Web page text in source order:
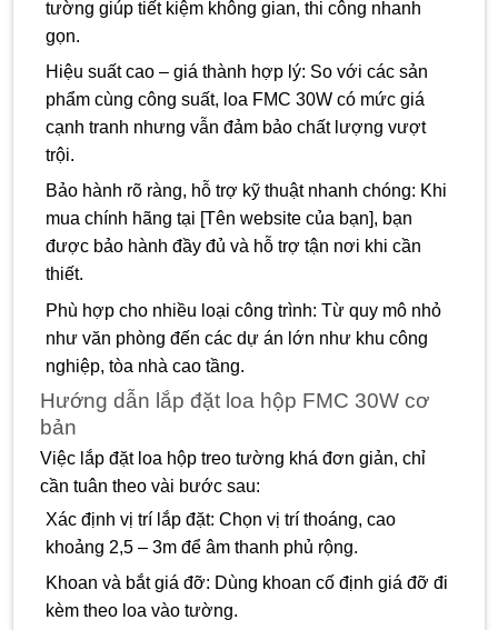
tường giúp tiết kiệm không gian, thi công nhanh
gọn.
Hiệu suất cao – giá thành hợp lý: So với các sản
phẩm cùng công suất, loa FMC 30W có mức giá
cạnh tranh nhưng vẫn đảm bảo chất lượng vượt
trội.
Bảo hành rõ ràng, hỗ trợ kỹ thuật nhanh chóng: Khi
mua chính hãng tại [Tên website của bạn], bạn
được bảo hành đầy đủ và hỗ trợ tận nơi khi cần
thiết.
Phù hợp cho nhiều loại công trình: Từ quy mô nhỏ
như văn phòng đến các dự án lớn như khu công
nghiệp, tòa nhà cao tầng.
Hướng dẫn lắp đặt loa hộp FMC 30W cơ
bản
Việc lắp đặt loa hộp treo tường khá đơn giản, chỉ
cần tuân theo vài bước sau:
Xác định vị trí lắp đặt: Chọn vị trí thoáng, cao
khoảng 2,5 – 3m để âm thanh phủ rộng.
Khoan và bắt giá đỡ: Dùng khoan cố định giá đỡ đi
kèm theo loa vào tường.